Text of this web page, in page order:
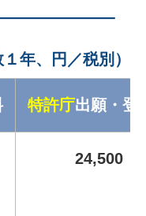
１年、円／税別）
特許庁出願・登
24,500